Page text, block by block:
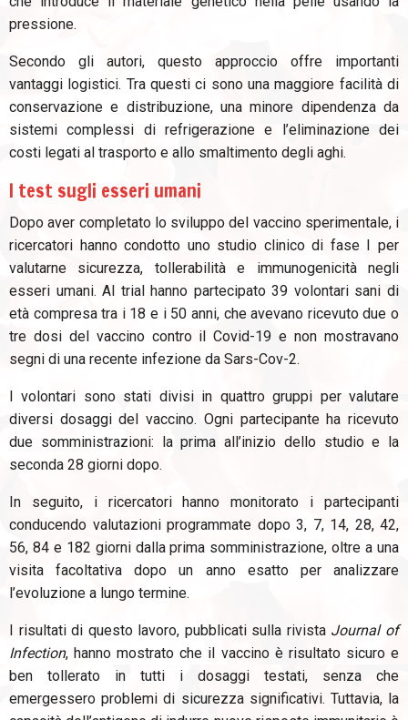
pressione.
Secondo gli autori, questo approccio offre importanti
vantaggi logistici. Tra questi ci sono una maggiore facilità di
conservazione e distribuzione, una minore dipendenza da
sistemi complessi di refrigerazione e l’eliminazione dei
costi legati al trasporto e allo smaltimento degli aghi.
I test sugli esseri umani
Dopo aver completato lo sviluppo del vaccino sperimentale, i
ricercatori hanno condotto uno studio clinico di fase I per
valutarne sicurezza, tollerabilità e immunogenicità negli
esseri umani. Al trial hanno partecipato 39 volontari sani di
età compresa tra i 18 e i 50 anni, che avevano ricevuto due o
tre dosi del vaccino contro il Covid-19 e non mostravano
segni di una recente infezione da Sars-Cov-2.
I volontari sono stati divisi in quattro gruppi per valutare
diversi dosaggi del vaccino. Ogni partecipante ha ricevuto
due somministrazioni: la prima all’inizio dello studio e la
seconda 28 giorni dopo.
In seguito, i ricercatori hanno monitorato i partecipanti
conducendo valutazioni programmate dopo 3, 7, 14, 28, 42,
56, 84 e 182 giorni dalla prima somministrazione, oltre a una
visita facoltativa dopo un anno esatto per analizzare
l’evoluzione a lungo termine.
I risultati di questo lavoro, pubblicati sulla rivista Journal of
Infection, hanno mostrato che il vaccino è risultato sicuro e
ben tollerato in tutti i dosaggi testati, senza che
emergessero problemi di sicurezza significativi. Tuttavia, la